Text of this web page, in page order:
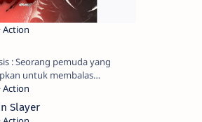
yang
untuk membalas
seorang seniman bela diri
yang dikhianati oleh anak
Slayer